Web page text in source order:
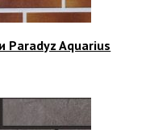
Paradyz Aquarius